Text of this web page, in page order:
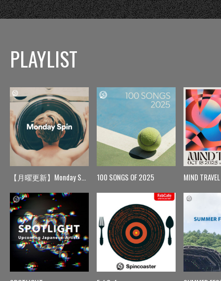
PLAYLIST
【月曜更新】Monday Spin 100 SONGS OF 2025 MIND TRAVEL